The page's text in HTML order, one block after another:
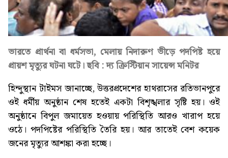
ভারতে প্রার্থনা বা ধর্মসভা, মেলায় নিদারুণ ভীড়ে পদপিষ্ট হয়ে
প্রায়শ মৃত্যুর ঘটনা ঘটে। ছবি : দ্য ক্রিস্টিয়ান সায়েন্স মনিটর
হিন্দুস্থান টাইমস জানাচ্ছে, উত্তরপ্রদেশের হাথরাসের রতিভানপুরে
ওই ধর্মীয় অনুষ্ঠান শেষ হতেই একটা বিশৃঙ্খলার সৃষ্টি হয়। ওই
অনুষ্ঠানে বিপুল জমায়েত হওয়ায় পরিস্থিতি আরও খারাপ হয়ে
ওঠে। পদপিষ্টের পরিস্থিতি তৈরি হয়। আর তাতে‌ই বেশ কয়েক
জনের মৃত্যুর আশঙ্কা করা হচ্ছে।